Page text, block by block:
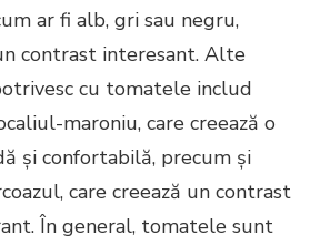
ar fi alb, gri sau negru,
contrast interesant. Alte
cu tomatele includ
maroniu, care creează o
și confortabilă, precum și
care creează un contrast
În general, tomatele sunt